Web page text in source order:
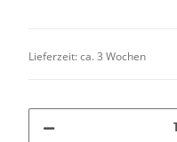
Lieferzeit:ca. 3 Wochen